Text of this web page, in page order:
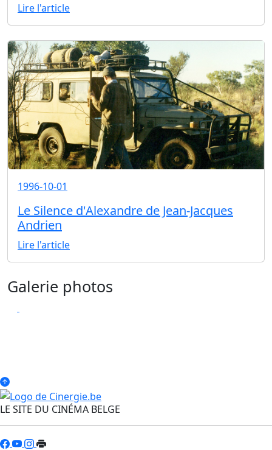
Lire l'article
1996-10-01
Le Silence d'Alexandre de Jean-Jacques
Andrien
Lire l'article
Galerie photos
LE SITE DU CINÉMA BELGE